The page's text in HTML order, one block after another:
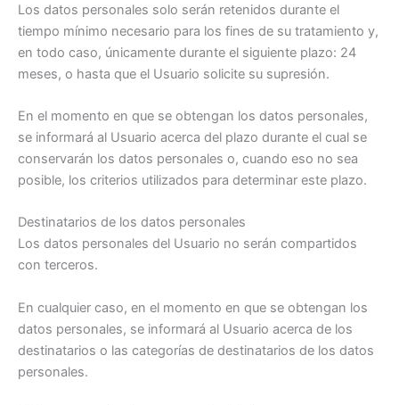
Los datos personales solo serán retenidos durante el
tiempo mínimo necesario para los fines de su tratamiento y,
en todo caso, únicamente durante el siguiente plazo: 24
meses, o hasta que el Usuario solicite su supresión.
En el momento en que se obtengan los datos personales,
se informará al Usuario acerca del plazo durante el cual se
conservarán los datos personales o, cuando eso no sea
posible, los criterios utilizados para determinar este plazo.
Destinatarios de los datos personales
Los datos personales del Usuario no serán compartidos
con terceros.
En cualquier caso, en el momento en que se obtengan los
datos personales, se informará al Usuario acerca de los
destinatarios o las categorías de destinatarios de los datos
personales.